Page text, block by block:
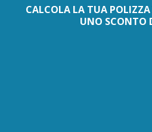
CALCOLA LA TUA
UNO SCONTO